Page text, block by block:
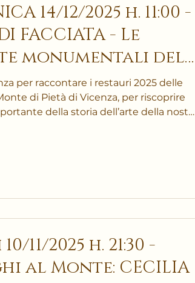
14/12/2025 h. 11:00 -
FACCIATA - Le
monumentali del
Pietà di Vicenza
per raccontare i restauri 2025 delle
di Pietà di Vicenza, per riscoprire
della storia dell’arte della nostra
11/2025 h. 21:30 -
al Monte: CECILIA